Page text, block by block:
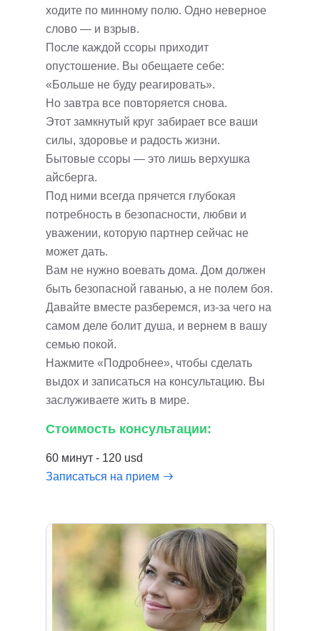
ходите по минному полю. Одно неверное
слово — и взрыв.
После каждой ссоры приходит
опустошение. Вы обещаете себе:
«Больше не буду реагировать».
Но завтра все повторяется снова.
Этот замкнутый круг забирает все ваши
силы, здоровье и радость жизни.
Бытовые ссоры — это лишь верхушка
айсберга.
Под ними всегда прячется глубокая
потребность в безопасности, любви и
уважении, которую партнер сейчас не
может дать.
Вам не нужно воевать дома. Дом должен
быть безопасной гаванью, а не полем боя.
Давайте вместе разберемся, из-за чего на
самом деле болит душа, и вернем в вашу
семью покой.
Нажмите «Подробнее», чтобы сделать
выдох и записаться на консультацию. Вы
заслуживаете жить в мире.
Стоимость консультации:
60 минут - 120 usd
Записаться на прием